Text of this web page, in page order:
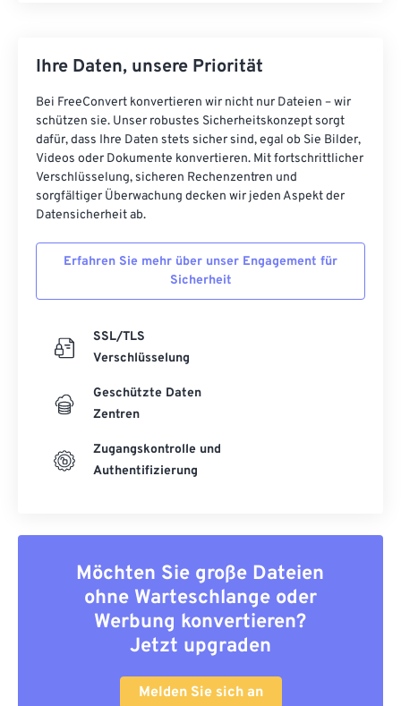
Ihre Daten, unsere Priorität
Bei FreeConvert konvertieren wir nicht nur Dateien – wir
schützen sie. Unser robustes Sicherheitskonzept sorgt
dafür, dass Ihre Daten stets sicher sind, egal ob Sie Bilder,
Videos oder Dokumente konvertieren. Mit fortschrittlicher
Verschlüsselung, sicheren Rechenzentren und
sorgfältiger Überwachung decken wir jeden Aspekt der
Datensicherheit ab.
Erfahren Sie mehr über unser Engagement für
Sicherheit
SSL/TLS
Verschlüsselung
Geschützte Daten
Zentren
Zugangskontrolle und
Authentifizierung
Möchten Sie große Dateien
ohne Warteschlange oder
Werbung konvertieren?
Jetzt upgraden
Melden Sie sich an